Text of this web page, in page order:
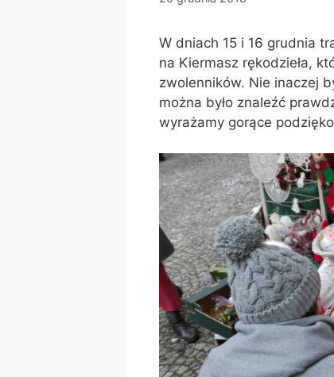
W dniach 15 i 16 grudnia
na Kiermasz rękodzieła,
zwolenników. Nie inaczej
można było znaleźć
wyrażamy gorące